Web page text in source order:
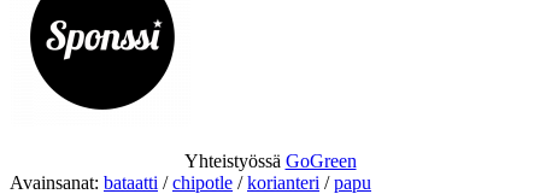
Yhteistyössä GoGreen
Avainsanat: bataatti /chipotle /korianteri /papu